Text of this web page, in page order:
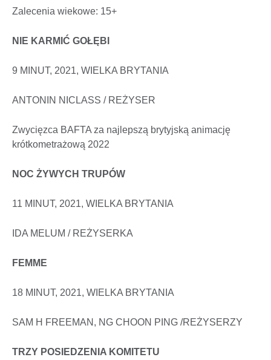
Zalecenia wiekowe: 15+
NIE KARMIĆ GOŁĘBI
9 MINUT, 2021, WIELKA BRYTANIA
ANTONIN NICLASS / REŻYSER
Zwycięzca BAFTA za najlepszą brytyjską animację
krótkometrażową 2022
NOC ŻYWYCH TRUPÓW
11 MINUT, 2021, WIELKA BRYTANIA
IDA MELUM / REŻYSERKA
FEMME
18 MINUT, 2021, WIELKA BRYTANIA
SAM H FREEMAN, NG CHOON PING /REŻYSERZY
TRZY POSIEDZENIA KOMITETU